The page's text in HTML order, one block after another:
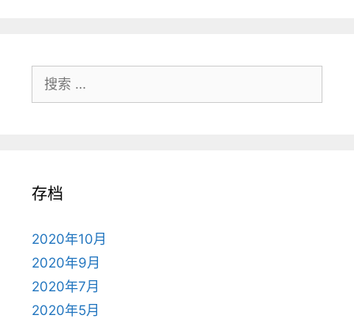
索：
存档
2020年10月
2020年9月
2020年7月
2020年5月